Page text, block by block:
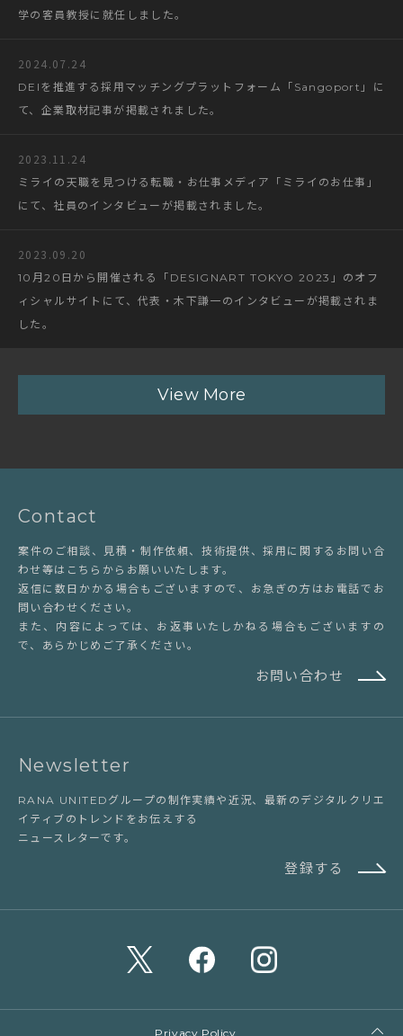
学の客員教授に就任しました。
2024.07.24
DEIを推進する採用マッチングプラットフォーム「Sangoport」に
て、企業取材記事が掲載されました。
2023.11.24
ミライの天職を見つける転職・お仕事メディア「ミライのお仕事」
にて、社員のインタビューが掲載されました。
2023.09.20
10月20日から開催される「DESIGNART TOKYO 2023」のオフ
ィシャルサイトにて、代表・木下謙一のインタビューが掲載されま
した。
View More
Contact
案件のご相談、見積・制作依頼、技術提供、採用に関するお問い合
わせ等はこちらからお願いいたします。
返信に数日かかる場合もございますので、お急ぎの方はお電話でお
問い合わせください。
また、内容によっては、お返事いたしかねる場合もございますの
で、あらかじめご了承ください。
お問い合わせ
Newsletter
RANA UNITEDグループの制作実績や近況、最新のデジタルクリエ
イティブのトレンドをお伝えする
ニュースレターです。
登録する
Privacy Policy